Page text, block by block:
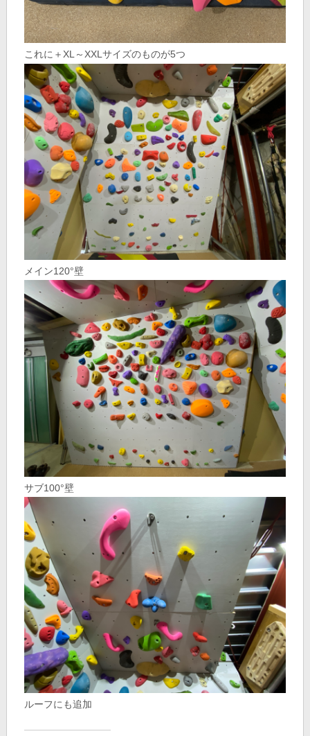
これに＋XL～XXLサイズのものが5つ
メイン120°壁
サブ100°壁
ルーフにも追加